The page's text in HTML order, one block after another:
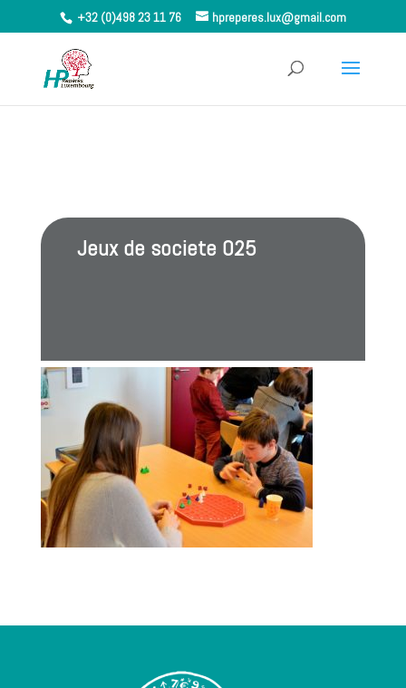
+32 (0)498 23 11 76 hpreperes.lux@gmail.com
Jeux de societe 025